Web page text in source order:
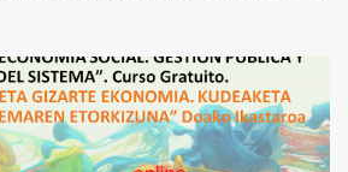
shorts/dGKjgqEvRHk
de BABESTU? Si quieres hacer algo, o
a los niños y adolescentes vascos
BABESTUren kanal berriak